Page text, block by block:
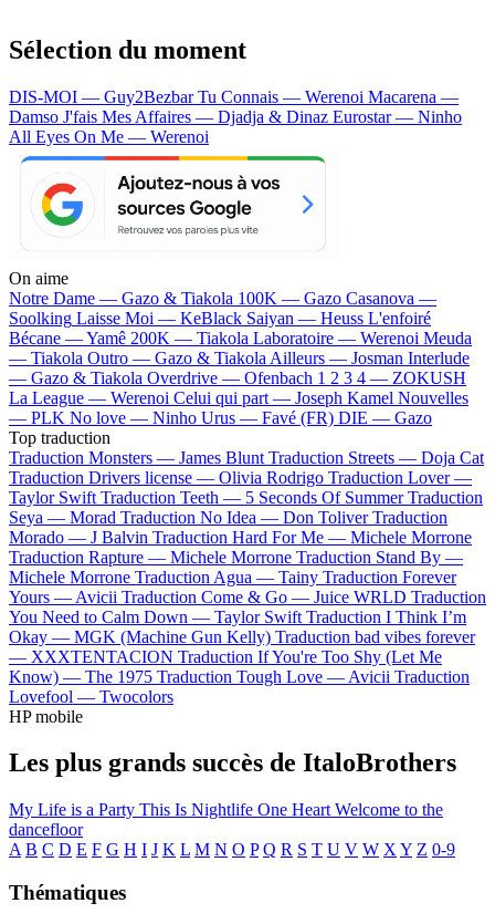
Sélection du moment
DIS-MOI — Guy2BezbarTu Connais — Werenoi Macarena —
Damso J'fais Mes Affaires — Djadja & Dinaz Eurostar — Ninho
All Eyes On Me — Werenoi
On aime
Notre Dame — Gazo & Tiakola 100K — Gazo Casanova —
Soolking Laisse Moi — KeBlack Saiyan — Heuss L'enfoiré
Bécane —Yamê 200K — Tiakola Laboratoire — Werenoi Meuda
— Tiakola Outro — Gazo & Tiakola Ailleurs — Josman Interlude
— Gazo & Tiakola Overdrive — Ofenbach 1 2 3 4 — ZOKUSH
La League — Werenoi Celui qui part — Joseph Kamel Nouvelles
— PLK No love — Ninho Urus — Favé (FR) DIE — Gazo
Top traduction
Traduction Monsters — James Blunt Traduction Streets — Doja Cat
Traduction Drivers license — Olivia Rodrigo Traduction Lover —
Taylor Swift Traduction Teeth — 5 Seconds Of Summer Traduction
Seya — Morad Traduction No Idea — Don Toliver Traduction
Morado — J Balvin Traduction Hard For Me — Michele Morrone
Traduction Rapture — Michele Morrone Traduction Stand By —
Michele Morrone Traduction Agua — Tainy Traduction Forever
Yours — Avicii Traduction Come & Go — Juice WRLD Traduction
You Need to Calm Down — Taylor Swift Traduction I Think I’m
Okay — MGK (Machine Gun Kelly) Traduction bad vibes forever
— XXXTENTACION Traduction If You're Too Shy (Let Me
Know) — The 1975 Traduction Tough Love — Avicii Traduction
Lovefool — Twocolors
HP mobile
Les plus grands succès de ItaloBrothers
My Life is a Party This Is Nightlife One Heart Welcome to the
dancefloor
A B C D E F G H I J K L M N O P Q R S T U V W X Y Z 0-9
Thématiques